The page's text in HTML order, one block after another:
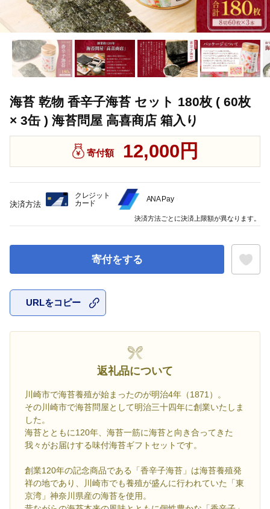
海苔 乾物 香辛子海苔 セット 180枚 ( 60枚
× 3缶 ) 海苔問屋 高喜商店 箱入り
寄付額 12,000円
寄付をする
URLをコピー
返礼品について
川崎市で海苔養殖が始まったのが明治4年（1871）。
その川崎市で海苔問屋として明治三十四年に創業いたしま
した。
海苔とともに120年、海苔一筋に海苔と向き合ってきた
我々がお届けする味付海苔ギフトセットです。
創業120年の記念商品である「香辛子海苔」は海苔養殖発
祥の地であり、川崎市でも養殖が盛んに行われていた「東
京湾」神奈川県産の海苔を使用。
決済方法
クレジット
カード
ANA Pay
決済方法ごとに決済上限額が異なります。